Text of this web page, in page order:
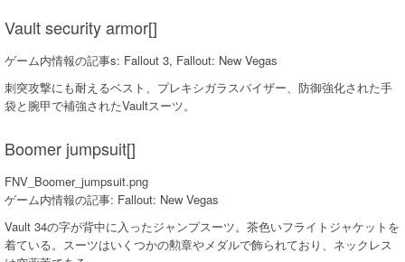
Vault security armor[]
ゲーム内情報の記事s: Fallout 3, Fallout: New Vegas
刺突攻撃にも耐えるベスト、プレキシガラスバイザー、防御強化された手
袋と腕甲で補強されたVaultスーツ。
Boomer jumpsuit[]
FNV_Boomer_jumpsuit.png
ゲーム内情報の記事: Fallout: New Vegas
Vault 34の字が背中に入ったジャンプスーツ。茶色いフライトジャケットを
着ている。スーツはいくつかの勲章やメダルで飾られており、ネックレス